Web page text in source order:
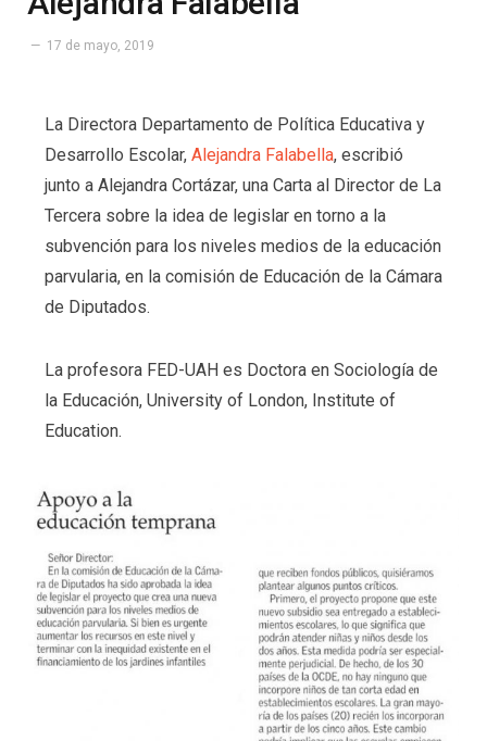
17 de mayo, 2019
La Directora Departamento de Política Educativa y
Desarrollo Escolar, Alejandra Falabella, escribió
junto a Alejandra Cortázar, una Carta al Director de La
Tercera sobre la idea de legislar en torno a la
subvención para los niveles medios de la educación
parvularia, en la comisión de Educación de la Cámara
de Diputados.
La profesora FED-UAH es Doctora en Sociología de
la Educación, University of London, Institute of
Education.